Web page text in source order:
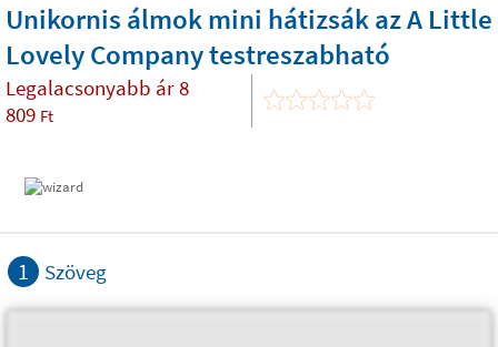
Unikornis álmok mini hátizsák az A Little
Lovely Company testreszabható
Legalacsonyabb ár8
809 Ft
1 Szöveg